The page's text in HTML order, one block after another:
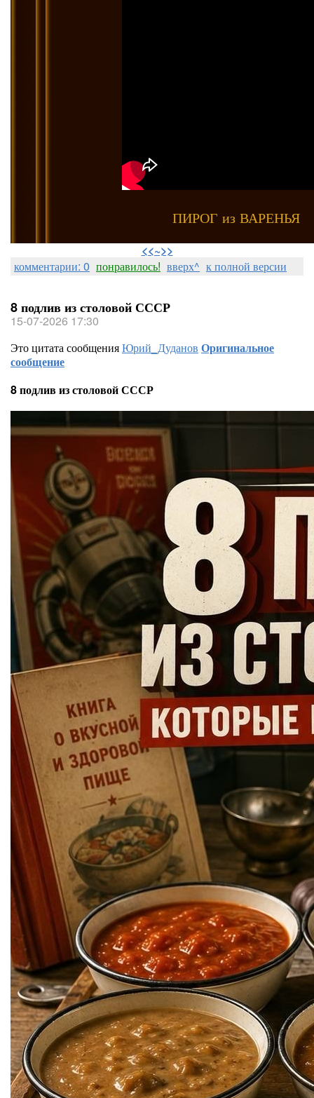
ПИРОГ из ВАРЕНЬЯ
<<~>>
комментарии: 0 понравилось! вверх^ к полной версии
8 подлив из столовой СССР
15-07-2026 17:30
Это цитата сообщенияЮрий_Дуданов Оригинальное
сообщение
8 подлив из столовой СССР